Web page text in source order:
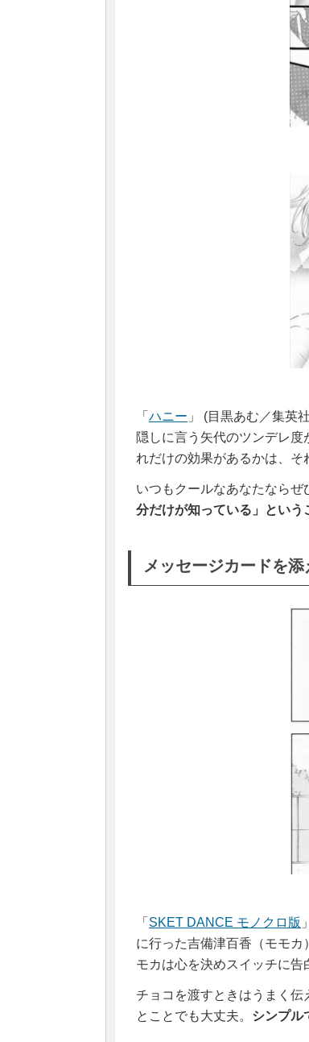
「 ハニー 」 (目黒あむ／集英
隠しに言う矢代のツンデレ
れだけの効果があるかは、そ
いつもクールなあなたなら
分だけが知っている」という
メッセージカードを添
「 SKET DANCE モノクロ版
に行った吉備津百香（モモ
モカは心を決めスイッチに
チョコを渡すときはうまく
とことでも大丈夫。 シンプル